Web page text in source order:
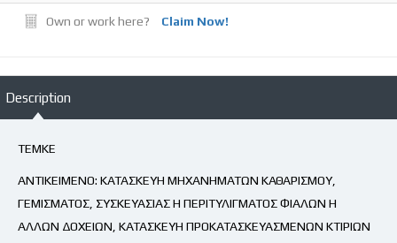
Own or work here? Claim Now!
Description
ΤΕΜΚΕ
ΑΝΤΙΚΕΙΜΕΝΟ: ΚΑΤΑΣΚΕΥΗ ΜΗΧΑΝΗΜΑΤΩΝ ΚΑΘΑΡΙΣΜΟΥ,
ΓΕΜΙΣΜΑΤΟΣ, ΣΥΣΚΕΥΑΣΙΑΣ Η ΠΕΡΙΤΥΛΙΓΜΑΤΟΣ ΦΙΑΛΩΝ Η
ΑΛΛΩΝ ΔΟΧΕΙΩΝ, ΚΑΤΑΣΚΕΥΗ ΠΡΟΚΑΤΑΣΚΕΥΑΣΜΕΝΩΝ ΚΤΙΡΙΩΝ